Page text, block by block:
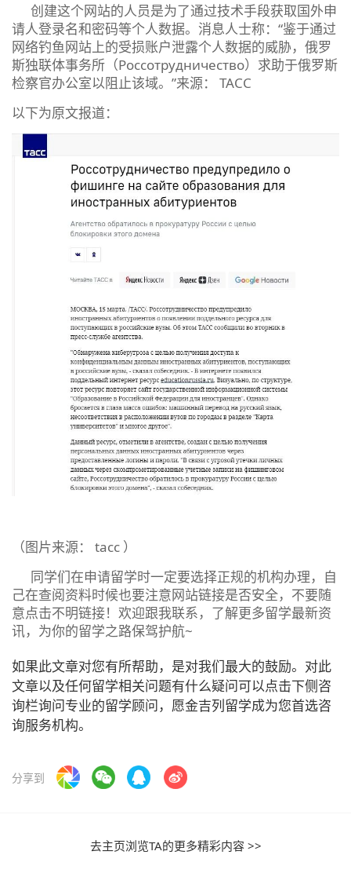
创建这个网站的人员是为了通过技术手段获取国外申
请人登录名和密码等个人数据。消息人士称：“鉴于通过
网络钓鱼网站上的受损账户泄露个人数据的威胁，俄罗
斯独联体事务所（Россотрудничество）求助于俄罗斯
检察官办公室以阻止该域。”来源： TACC
以下为原文报道：
（图片来源： tacc ）
同学们在申请留学时一定要选择正规的机构办理，自
己在查阅资料时候也要注意网站链接是否安全，不要随
意点击不明链接！欢迎跟我联系，了解更多留学最新资
讯，为你的留学之路保驾护航~
如果此文章对您有所帮助，是对我们最大的鼓励。对此
文章以及任何留学相关问题有什么疑问可以点击下侧咨
询栏询问专业的留学顾问，愿金吉列留学成为您首选咨
询服务机构。
分享到
去主页浏览TA的更多精彩内容 >>